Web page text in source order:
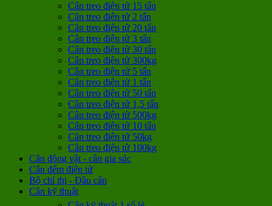
Cân treo điện tử 15 tấn
Cân treo điện tử 2 tấn
Cân treo điện tử 20 tấn
Cân treo điện tử 3 tấn
Cân treo điện tử 30 tấn
Cân treo điện tử 300kg
Cân treo điện tử 5 tấn
Cân treo điện tử 1 tấn
Cân treo điện tử 50 tấn
Cân treo điện tử 1,5 tấn
Cân treo điện tử 500kg
Cân treo điện tử 10 tấn
Cân treo điện tử 50kg
Cân treo điện tử 100kg
Cân động vật - cân gia súc
Cân đếm điện tử
Bộ chỉ thị - Đầu cân
Cân kỹ thuật